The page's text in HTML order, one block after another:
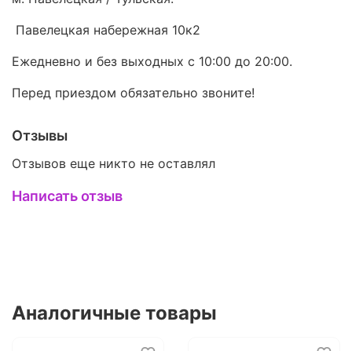
Павелецкая набережная 10к2
Ежедневно и без выходных с 10:00 до 20:00.
Перед приездом обязательно звоните!
Отзывы
Отзывов еще никто не оставлял
Написать отзыв
Аналогичные товары